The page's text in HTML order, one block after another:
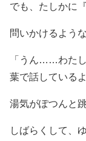
でも、たしかに
問いかけるよう
「うん……わた
葉で話しているよ
湯気がぽつんと
しばらくして、